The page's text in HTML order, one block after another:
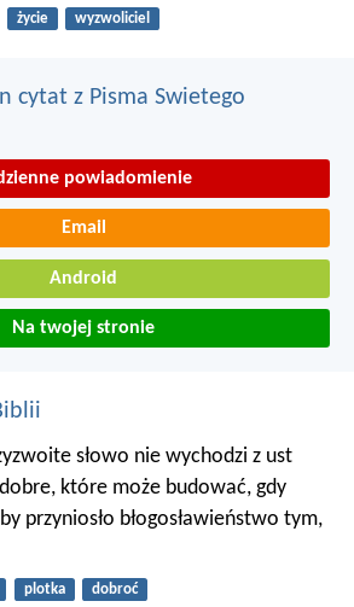
życie wyzwoliciel
cytat z Pisma Swietego
powiadomienie
Email
Android
Na twojej stronie
słowo nie wychodzi z ust
które może budować, gdy
przyniosło błogosławieństwo tym,
plotka dobroć